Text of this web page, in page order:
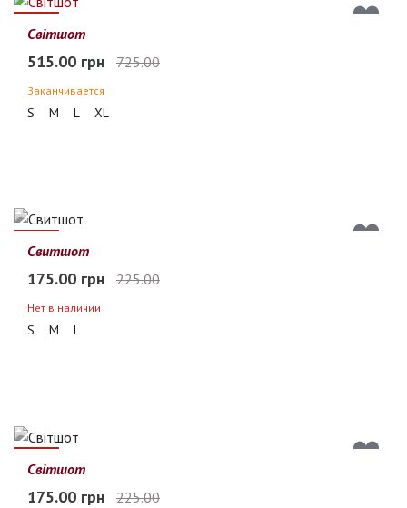
29%
Світшот
515.00 грн 725.00
Заканчивается
S M L XL
22%
Свитшот
175.00 грн 225.00
Нет в наличии
S M L
22%
Світшот
175.00 грн 225.00